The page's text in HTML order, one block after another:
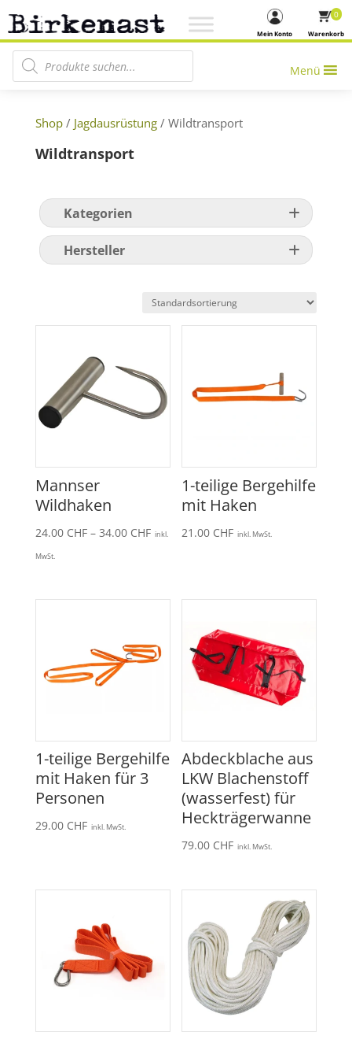
Warenkorb
0
Mein Konto
Products search
Menü
Shop/ Jagdausrüstung/ Wildtransport
Wildtransport
Kategorien
Hersteller
Mannser
Wildhaken
24.00 CHF – 34.00 CHFPreisspanne:
inkl.
MwSt.
1-teilige Bergehilfe
mit Haken
21.00 CHF inkl. MwSt.
1-teilige Bergehilfe
mit Haken für 3
Personen
29.00 CHF inkl. MwSt.
Abdeckblache aus
LKW Blachenstoff
(wasserfest) für
Heckträgerwanne
79.00 CHF inkl. MwSt.